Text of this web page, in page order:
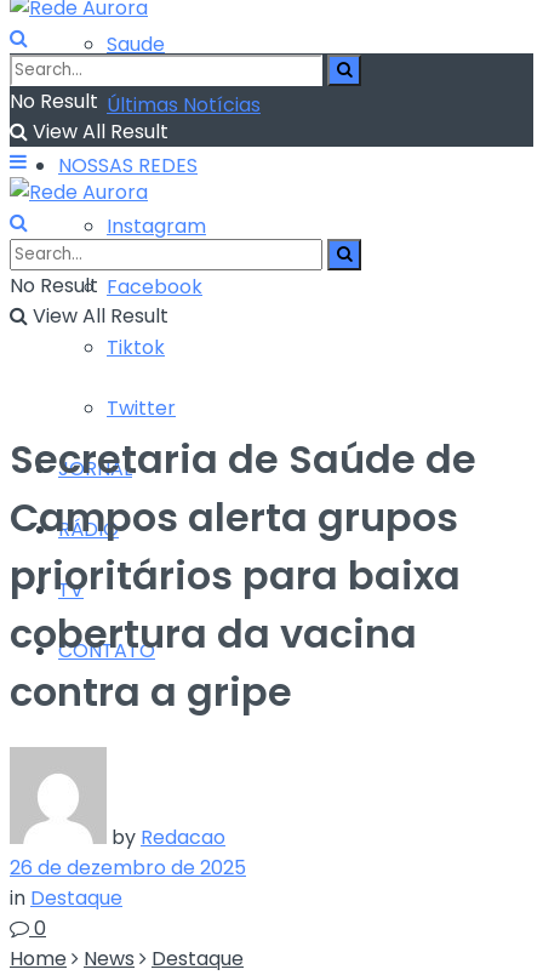
Saude
Últimas Notícias
NOSSAS REDES
Instagram
Facebook
Tiktok
Twitter
JORNAL
RÁDIO
TV
CONTATO
No Result
View All Result
No Result
View All Result
Secretaria de Saúde de
Campos alerta grupos
prioritários para baixa
cobertura da vacina
contra a gripe
by Redacao
26 de dezembro de 2025
in Destaque
0
Home
News Destaque